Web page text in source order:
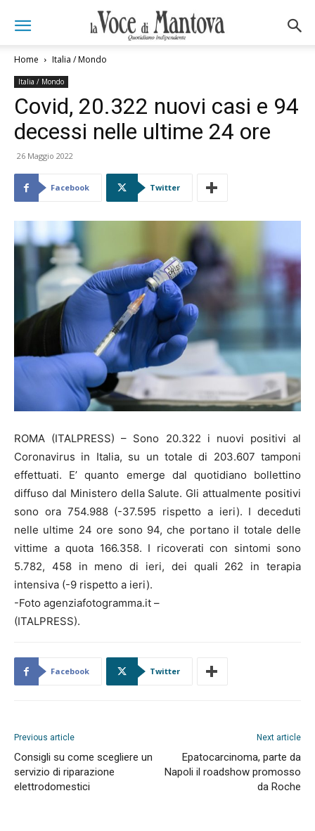
Home Italia / Mondo
Italia / Mondo
Covid, 20.322 nuovi casi e 94
decessi nelle ultime 24 ore
26 Maggio 2022
Facebook Twitter
ROMA (ITALPRESS) – Sono 20.322 i nuovi positivi al
Coronavirus in Italia, su un totale di 203.607 tamponi
effettuati. E’ quanto emerge dal quotidiano bollettino
diffuso dal Ministero della Salute. Gli attualmente positivi
sono ora 754.988 (-37.595 rispetto a ieri). I deceduti
nelle ultime 24 ore sono 94, che portano il totale delle
vittime a quota 166.358. I ricoverati con sintomi sono
5.782, 458 in meno di ieri, dei quali 262 in terapia
intensiva (-9 rispetto a ieri).
-Foto agenziafotogramma.it –
(ITALPRESS).
Facebook Twitter
Previous article
Consigli su come scegliere un
servizio di riparazione
elettrodomestici
Next article
Epatocarcinoma, parte da
Napoli il roadshow promosso
da Roche